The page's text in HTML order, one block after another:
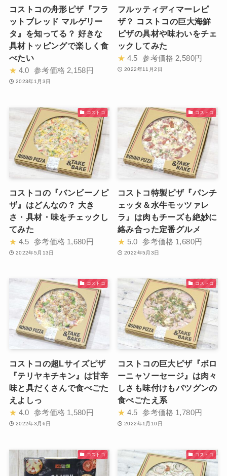
コストコの舟形ピザ『フラ
ットブレッド マルゲリー
タ』を知ってる？ 好きな
具材トッピングで楽しく食
べたい
★ 4.0 参考価格 2,158円
2023年1月3日
フルッティディマーレピ
ザ？ コストコの巨大海鮮
ピザの具材や味わいをチェ
ックしてみた
★ 4.5 参考価格 2,580円
2022年11月2日
コストコ
コストコの『バンビーノピ
ザ』はどんなの？ 大き
さ・具材・味をチェックし
てみた
★ 4.5 参考価格 1,680円
2022年5月13日
コストコ
コストコ特製ピザ『パンチ
ェッタ＆水牛モッツァレ
ラ』は肉もチーズも絶妙に
絡み合った定番グルメ
★ 5.0 参考価格 1,680円
2022年5月3日
コストコ
コストコの超Lサイズピザ
『テリヤキチキン』は甘辛
味と具だくさんで食べごた
えよしっ
★ 4.0 参考価格 1,580円
2022年3月6日
コストコ
コストコの巨大ピザ『ボロ
ーニャソーセージ』は肉々
しさも味付けもバツグンの
食べごたえ系
★ 4.5 参考価格 1,780円
2022年1月10日
コストコ コストコ